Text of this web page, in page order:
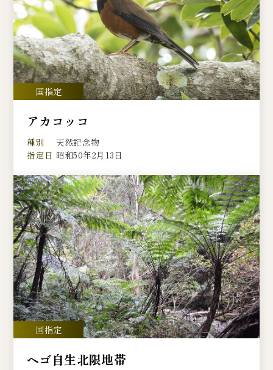
アカコッコ
種別
天然記念物
指定日 昭和50年2月13日
ヘゴ自生北限地帯